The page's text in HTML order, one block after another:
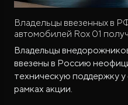
Владельцы ввезенных в
автомобилей Rox 01
Владельцы
ввезены в Россию
техническую поддержку
рамках акции.